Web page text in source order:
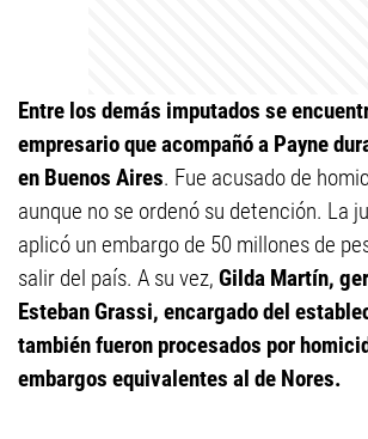
Entre los demás imputados se
empresario que acompañó a Payne
en Buenos Aires. Fue acusado de
aunque no se ordenó su detención. La
aplicó un embargo de 50 millones de
salir del país. A su vez, Gilda Martín,
Esteban Grassi, encargado del
también fueron procesados por
embargos equivalentes al de Nores.